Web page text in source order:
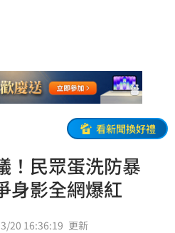
看新聞換好禮
！民眾蛋洗防暴
身影全網爆紅
20 16:36:19 更新